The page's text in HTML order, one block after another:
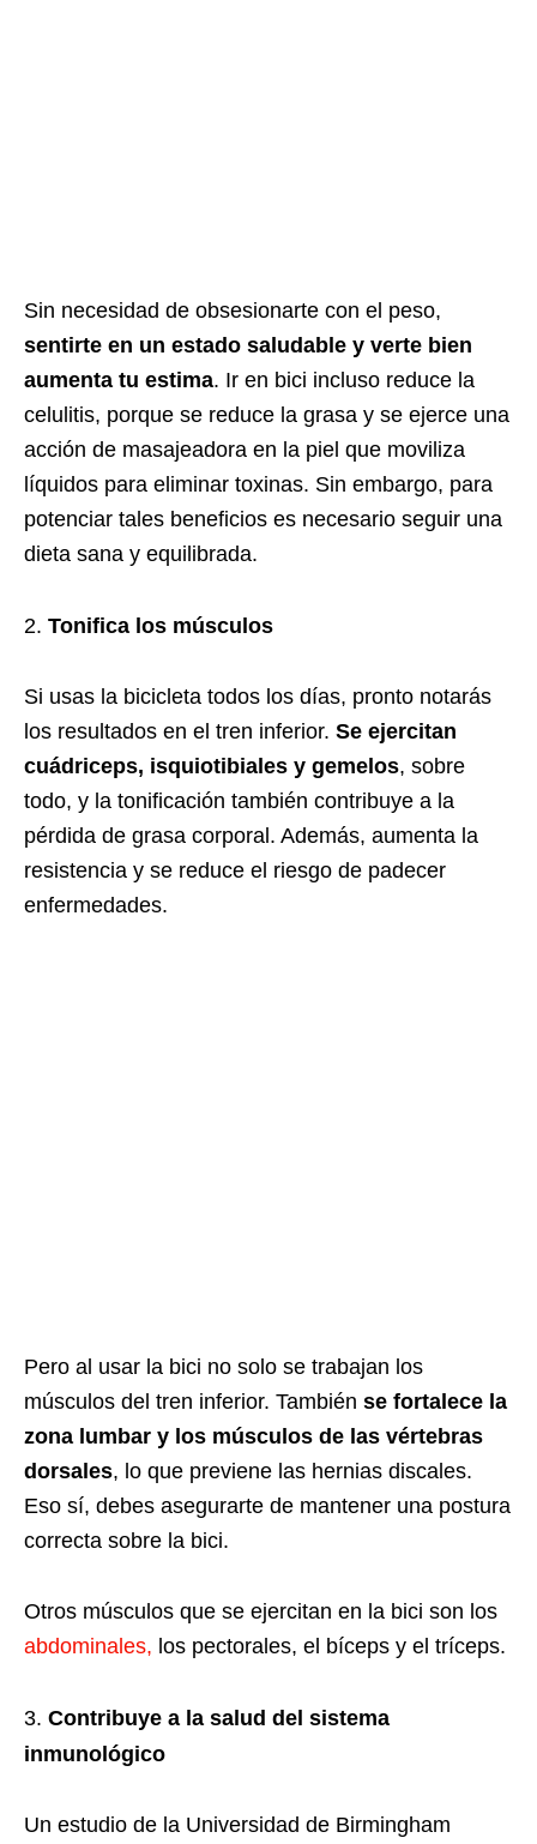
Sin necesidad de obsesionarte con el peso,
sentirte en un estado saludable y verte bien
aumenta tu estima. Ir en bici incluso reduce la
celulitis, porque se reduce la grasa y se ejerce una
acción de masajeadora en la piel que moviliza
líquidos para eliminar toxinas. Sin embargo, para
potenciar tales beneficios es necesario seguir una
dieta sana y equilibrada.
Tonifica los músculos
Si usas la bicicleta todos los días, pronto notarás
los resultados en el tren inferior. Se ejercitan
cuádriceps, isquiotibiales y gemelos, sobre
todo, y la tonificación también contribuye a la
pérdida de grasa corporal. Además, aumenta la
resistencia y se reduce el riesgo de padecer
enfermedades.
Pero al usar la bici no solo se trabajan los
músculos del tren inferior. También se fortalece la
zona lumbar y los músculos de las vértebras
dorsales, lo que previene las hernias discales.
Eso sí, debes asegurarte de mantener una postura
correcta sobre la bici.
Otros músculos que se ejercitan en la bici son los
abdominales, los pectorales, el bíceps y el tríceps.
Contribuye a la salud del sistema
inmunológico
Un estudio de la Universidad de Birmingham